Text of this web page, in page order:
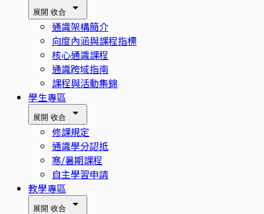
展開 收合
通識架構簡介
向度內涵與課程指標
核心通識課程
通識跨域指南
課程與活動集錦
學生專區
展開 收合
修課規定
通識學分認抵
寒/暑期課程
自主學習申請
教學專區
展開 收合